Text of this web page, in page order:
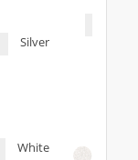
Silver
White